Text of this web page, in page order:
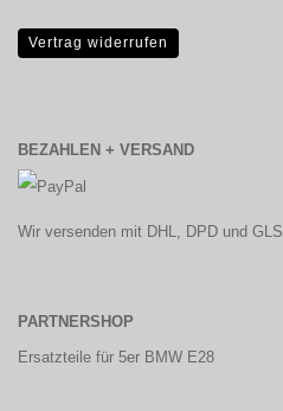
Vertrag widerrufen
BEZAHLEN + VERSAND
Wir versenden mit DHL, DPD und GLS.
PARTNERSHOP
Ersatzteile für 5er BMW E28